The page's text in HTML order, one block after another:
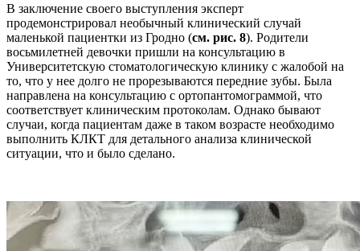
В заключение своего выступления эксперт
продемонстрировал необычный клинический случай
маленькой пациентки из Гродно (см. рис. 8). Родители
восьмилетней девочки пришли на консультацию в
Университетскую стоматологическую клинику с жалобой на
то, что у нее долго не прорезываются передние зубы. Была
направлена на консультацию с ортопантомограммой, что
соответствует клиническим протоколам. Однако бывают
случаи, когда пациентам даже в таком возрасте необходимо
выполнить КЛКТ для детального анализа клинической
ситуации, что и было сделано.